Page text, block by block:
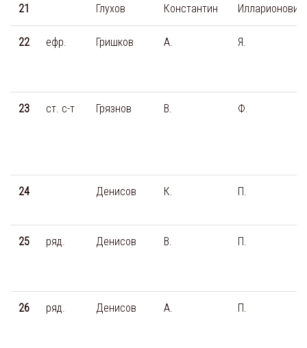
21 Глухов Константин Илларионович
22 ефр. Гришков А. Я.
23 ст. с-т Грязнов В. Ф.
24 Денисов К. П.
25 ряд. Денисов В. П.
26 ряд. Денисов А. П.